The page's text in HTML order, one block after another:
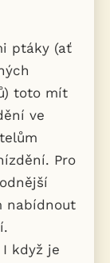
ptáky (ať
toto mít
ve
Pro
nabídnout
když je